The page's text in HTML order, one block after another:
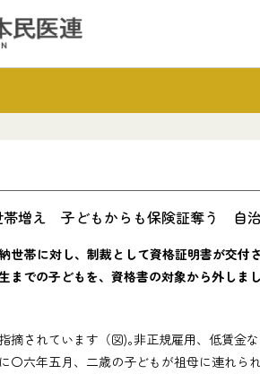
帯増え 子どもからも保険証奪う 自
世帯に対し、制裁として資格証明書が交
までの子どもを、資格書の対象から外しま
されています（図)｡非正規雇用、低賃金
六年五月、二歳の子どもが祖母に連れら